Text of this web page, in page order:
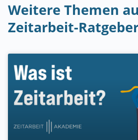
Weitere Themen
Zeitarbeit-